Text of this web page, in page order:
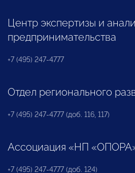
Центр экспертизы и
предпринимательства
+7 (495) 247-4777
Отдел регионального
+7 (495) 247-4777 (доб. 116, 117)
Ассоциация «НП
+7 (495) 247-4777 (доб. 124)